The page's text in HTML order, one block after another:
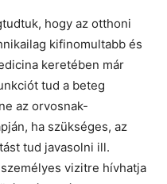
hogy az otthoni
kifinomultabb és
keretében már
tud a beteg
az orvosnak-
ha szükséges, az
tud javasolni ill.
vizitre hívhatja